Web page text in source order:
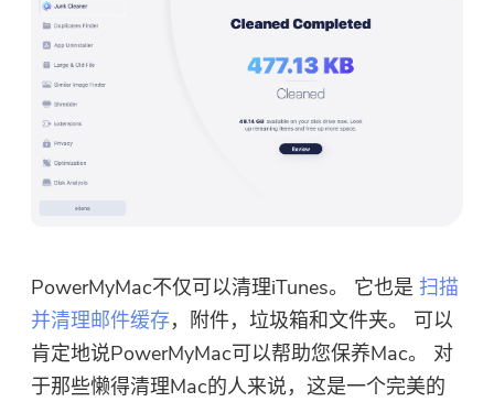
PowerMyMac不仅可以清理iTunes。 它也是扫描
并清理邮件缓存，附件，垃圾箱和文件夹。 可以
肯定地说PowerMyMac可以帮助您保养Mac。 对
于那些懒得清理Mac的人来说，这是一个完美的
感谢您的订阅！
以点击按钮直接购买软件。
立即购买